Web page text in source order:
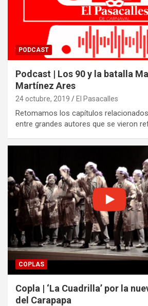
PODCAST
Podcast | Los 90 y la batalla
Martínez Ares
24 octubre, 2019 El Pasacalles
Retomamos los capítulos
entre grandes autores que se vieron
COPLAS
Copla | ‘La Cuadrilla’ por la
del Carapapa